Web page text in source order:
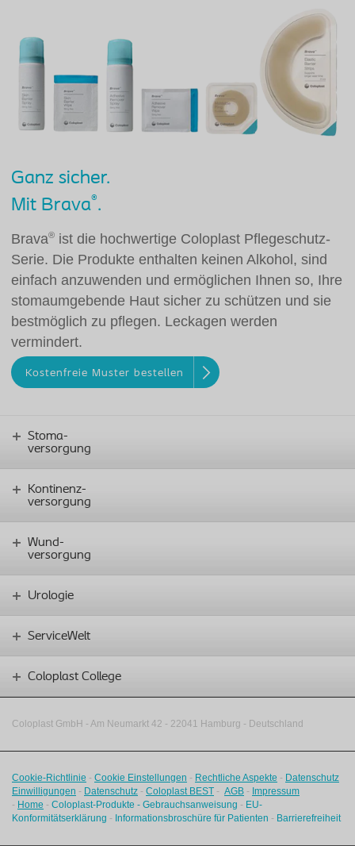
Ganz sicher.
Mit Brava®.
Brava® ist die hochwertige Coloplast Pflegeschutz-
Serie. Die Produkte enthalten keinen Alkohol, sind
einfach anzuwenden und ermöglichen Ihnen so, Ihre
stomaumgebende Haut sicher zu schützen und sie
bestmöglich zu pflegen. Leckagen werden
vermindert.
Kostenfreie Muster bestellen
Stoma-
versorgung
Kontinenz-
versorgung
Wund-
versorgung
Urologie
ServiceWelt
Coloplast College
Coloplast GmbH - Am Neumarkt 42 ‑ 22041 Hamburg - Deutschland
Cookie-Richtlinie - Cookie Einstellungen - Rechtliche Aspekte - Datenschutz
Einwilligungen - Datenschutz - Coloplast BEST - AGB - Impressum
- Home - Coloplast-Produkte - Gebrauchsanweisung - EU-
Konformitätserklärung - Informationsbroschüre für Patienten - Barrierefreiheit